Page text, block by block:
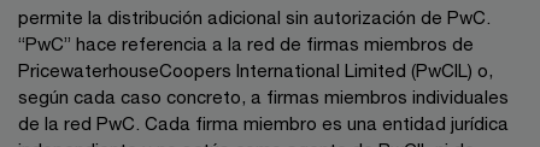
permite la distribución adicional sin autorización de PwC.
“PwC” hace referencia a la red de firmas miembros de
PricewaterhouseCoopers International Limited (PwCIL) o,
según cada caso concreto, a firmas miembros individuales
de la red PwC. Cada firma miembro es una entidad jurídica